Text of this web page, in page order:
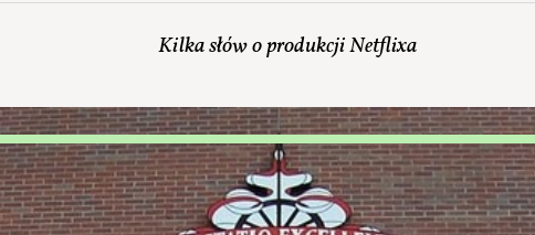
Kilka słów o produkcji Netflixa